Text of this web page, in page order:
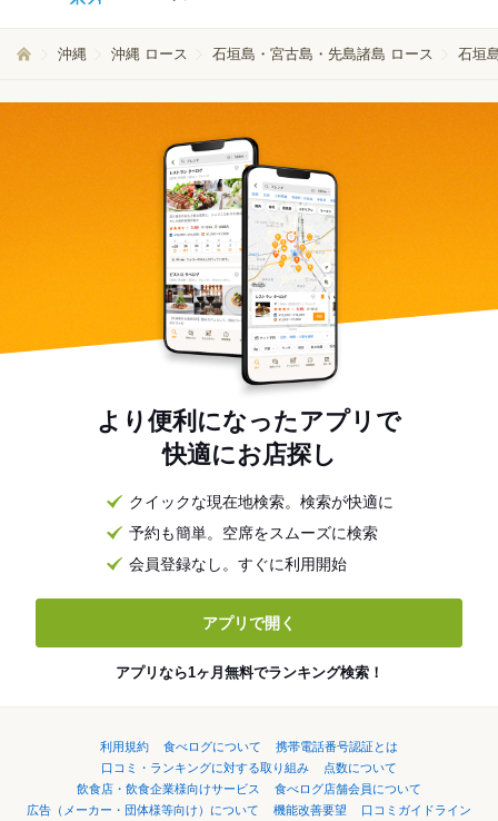
沖縄 沖縄 ロース 石垣島・宮古島・先島諸島 ロース 石垣
より便利になったアプリで
快適にお店探し
クイックな現在地検索。検索が快適に
予約も簡単。空席をスムーズに検索
会員登録なし。すぐに利用開始
アプリで開く
アプリなら1ヶ月無料でランキング検索！
利用規約 食べログについて
携帯電話番号認証とは
口コミ・ランキングに対する取り組み
点数について
飲食店・飲食企業様向けサービス
食べログ店舗会員について
広告（メーカー・団体様等向け）について
機能改善要望 口コミガイドライン